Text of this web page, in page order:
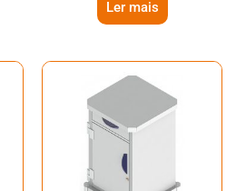
Ler mais